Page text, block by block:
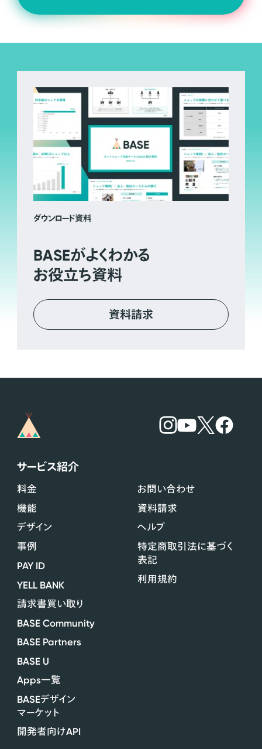
ダウンロード資料
BASEがよくわかる
お役立ち資料
資料請求
サービス紹介
料金
機能
デザイン
事例
PAY ID
YELL BANK
請求書買い取り
BASE Community
BASE Partners
BASE U
Apps一覧
BASEデザイン
マーケット
開発者向けAPI
お問い合わせ
資料請求
ヘルプ
特定商取引法に基づく
表記
利用規約